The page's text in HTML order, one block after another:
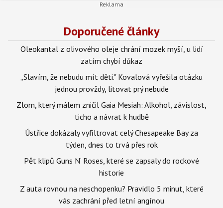
Doporučené články
Oleokantal z olivového oleje chrání mozek myší, u lidí
zatím chybí důkaz
„Slavím, že nebudu mít děti." Kovalová vyřešila otázku
jednou provždy, litovat prý nebude
Zlom, který málem zničil Gaia Mesiah: Alkohol, závislost,
ticho a návrat k hudbě
Ústřice dokázaly vyfiltrovat celý Chesapeake Bay za
týden, dnes to trvá přes rok
Pět klipů Guns N‘ Roses, které se zapsaly do rockové
historie
Z auta rovnou na neschopenku? Pravidlo 5 minut, které
vás zachrání před letní angínou